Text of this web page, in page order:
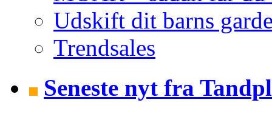
Udskift dit barns
Trendsales
Seneste nyt fra